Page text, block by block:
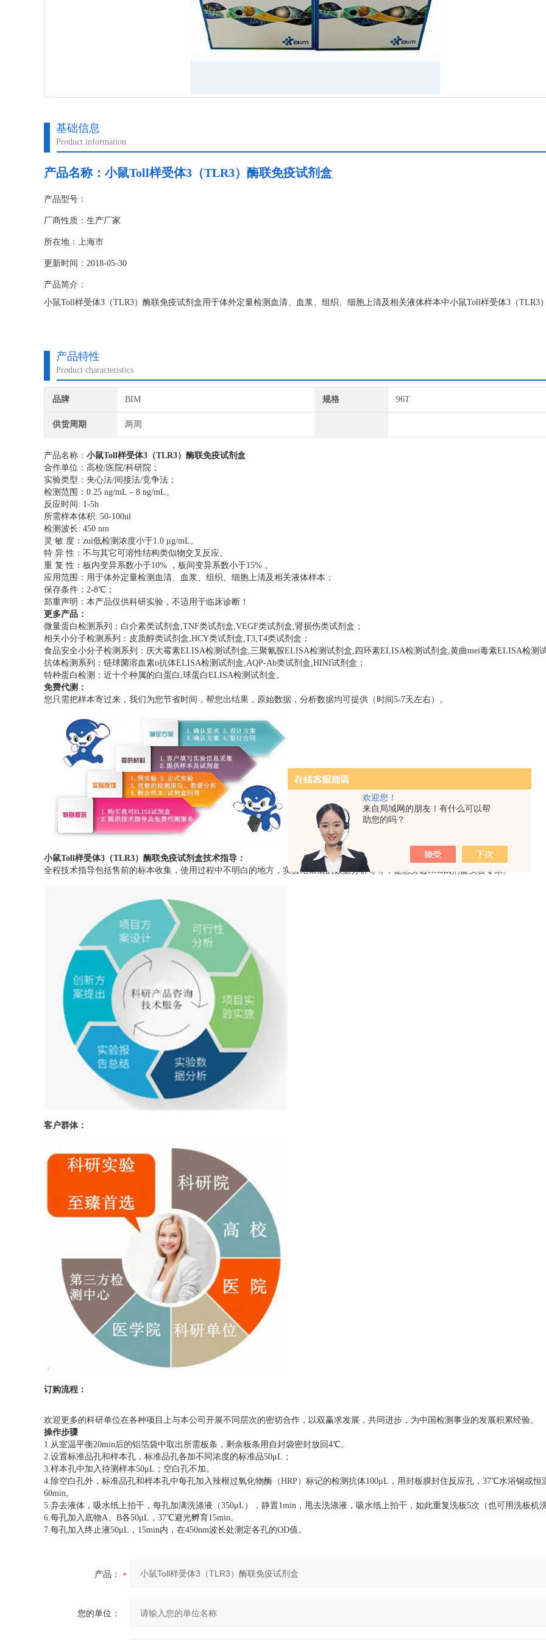
欢迎您！
来自局域网的朋友！有什么可以帮
助您的吗？
基础信息
Product information
产品名称： 小鼠Toll样受体3（TLR3）酶联免疫试剂盒
产品型号：
厂商性质：生产厂家
所在地：上海市
更新时间：2018-05-30
产品简介：
小鼠Toll样受体3（TLR3）酶联免疫试剂盒用于体外定量检测血清、血浆、组织、细胞上清及相关液体样本中小鼠Toll样受体3（TLR3
产品特性
Product characteristics
品牌 BIM 规格 96T
供货周期 两周
产品名称： 小鼠Toll样受体3（TLR3）酶联免疫试剂盒
合作单位：高校/医院/科研院；
实验类型：夹心法/间接法/竞争法；
检测范围：0.25 ng/mL – 8 ng/mL。
反应时间: 1-5h
所需样本体积: 50-100ul
检测波长: 450 nm
灵 敏 度：zui低检测浓度小于1.0 μg/mL。
特 异 性：不与其它可溶性结构类似物交叉反应。
重 复 性：板内变异系数小于10% ，板间变异系数小于15% 。
应用范围：用于体外定量检测血清、血浆、组织、细胞上清及相关液体样本；
保存条件：2-8℃；
郑重声明：本产品仅供科研实验，不适用于临床诊断！
更多产品：
微量蛋白检测系列：白介素类试剂盒,TNF类试剂盒,VEGF类试剂盒,肾损伤类试剂盒；
相关小分子检测系列：皮质醇类试剂盒,HCY类试剂盒,T3,T4类试剂盒；
食品安全小分子检测系列：庆大霉素ELISA检测试剂盒,三聚氰胺ELISA检测试剂盒,四环素ELISA检测试剂盒,黄曲mei毒素ELISA检测
抗体检测系列：链球菌溶血素o抗体ELISA检测试剂盒,AQP-Ab类试剂盒,HINI试剂盒；
特种蛋白检测：近十个种属的白蛋白,球蛋白ELISA检测试剂盒。
免费代测：
您只需把样本寄过来，我们为您节省时间，帮您出结果，原始数据，分析数据均可提供（时间5-7天左右）。
小鼠Toll样受体3（TLR3）酶联免疫试剂盒技术指导：
全程技术指导包括售前的标本收集，使用过程中不明白的地方，实验结束后的数据分析等等，是您身边elisa试剂盒实验专家。
客户群体：
订购流程：
欢迎更多的科研单位在各种项目上与本公司开展不同层次的密切合作，以双赢求发展，共同进步，为中国检测事业的发展积累经验。
操作步骤
1.从室温平衡20min后的铝箔袋中取出所需板条，剩余板条用自封袋密封放回4℃。
2.设置标准品孔和样本孔，标准品孔各加不同浓度的标准品50μL；
3.样本孔中加入待测样本50μL；空白孔不加。
4.除空白孔外，标准品孔和样本孔中每孔加入辣根过氧化物酶（HRP）标记的检测抗体100μL，用封板膜封住反应孔，37℃水浴锅或恒
60min。
5.弃去液体，吸水纸上拍干，每孔加满洗涤液（350μL），静置1min，甩去洗涤液，吸水纸上拍干，如此重复洗板5次（也可用洗板机
6.每孔加入底物A、B各50μL，37℃避光孵育15min。
7.每孔加入终止液50μL，15min内，在450nm波长处测定各孔的OD值。
产品：
您的单位：